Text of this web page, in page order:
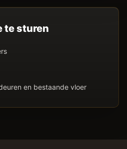
te sturen
en bestaande vloer